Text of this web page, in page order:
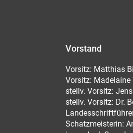
Vorstand
Vorsitz: Matthias
Vorsitz: Madelaine
stellv. Vorsitz:
stellv. Vorsitz: Dr.
Schatzmeisterin: